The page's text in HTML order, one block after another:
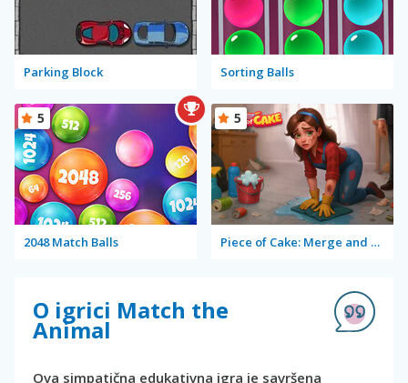
Parking Block Sorting Balls
2048 Match Balls
5
Piece of Cake: Merge and Bake
5
O igrici Match the
Animal
Ova simpatična edukativna igra je savršena